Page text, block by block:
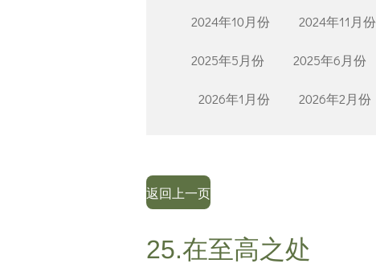
2024年10月份 2024年11月份
2025年5月份 2025年6月份
2026年1月份 2026年2月份
返回上一页
25.在至高之处